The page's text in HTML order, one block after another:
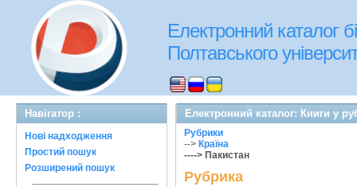
Електронний каталог
Полтавського
Навігатор :
Нові надходження
Простий пошук
Розширений пошук
Електронний каталог: Книги у
Рубрики
--> Країна
----> Пакистан
Рубрика